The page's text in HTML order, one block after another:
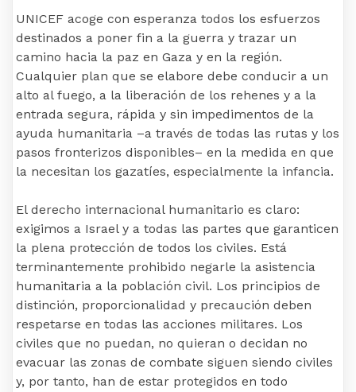
UNICEF acoge con esperanza todos los esfuerzos
destinados a poner fin a la guerra y trazar un
camino hacia la paz en Gaza y en la región.
Cualquier plan que se elabore debe conducir a un
alto al fuego, a la liberación de los rehenes y a la
entrada segura, rápida y sin impedimentos de la
ayuda humanitaria –a través de todas las rutas y los
pasos fronterizos disponibles– en la medida en que
la necesitan los gazatíes, especialmente la infancia.
El derecho internacional humanitario es claro:
exigimos a Israel y a todas las partes que garanticen
la plena protección de todos los civiles. Está
terminantemente prohibido negarle la asistencia
humanitaria a la población civil. Los principios de
distinción, proporcionalidad y precaución deben
respetarse en todas las acciones militares. Los
civiles que no puedan, no quieran o decidan no
evacuar las zonas de combate siguen siendo civiles
y, por tanto, han de estar protegidos en todo